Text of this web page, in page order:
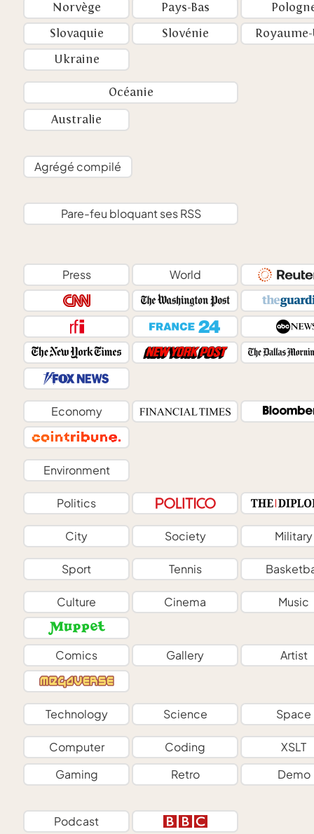
Norvège
Pays-Bas
Slovaquie
Slovénie
Ukraine
Océanie
Australie
Agrégé compilé
Pare-feu bloquant ses RSS
Press World
Economy
Environment
Politics
City Society Military
Sport Tennis
Culture Cinema Music
Comics Gallery Artist
Technology Science Space
Computer Coding
XSLT
Gaming
Retro Demo
Podcast